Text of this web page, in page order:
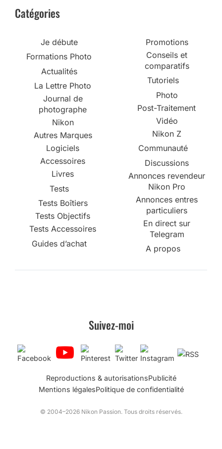
Catégories
Je débute
Formations Photo
Actualités
La Lettre Photo
Journal de
photographe
Nikon
Autres Marques
Logiciels
Accessoires
Livres
Tests
Tests Boîtiers
Tests Objectifs
Tests Accessoires
Guides d’achat
Promotions
Conseils et
comparatifs
Tutoriels
Photo
Post-Traitement
Vidéo
Nikon Z
Communauté
Discussions
Annonces revendeur
Nikon Pro
Annonces entres
particuliers
En direct sur
Telegram
A propos
Suivez-moi
Reproductions & autorisationsPublicité
Mentions légalesPolitique de confidentialité
© 2004–2026 Nikon Passion. Tous droits réservés.